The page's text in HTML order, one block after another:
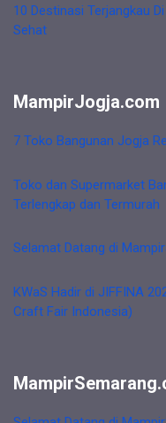
10 Destinasi Terjangkau
Sehat
MampirJogja.com
7 Toko Bangunan Jogja
Toko dan Supermarket
Terlengkap dan Termurah
Selamat Datang di
KWaS Hadir di JIFFINA
Craft Fair Indonesia)